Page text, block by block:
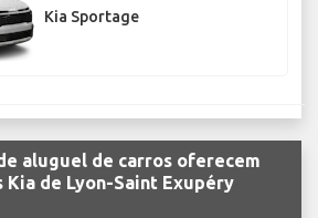
Kia Sportage
aluguel de carros oferecem
Kia de Lyon-Saint Exupéry